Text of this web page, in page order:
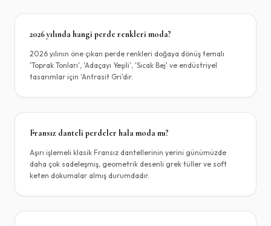
2026 yılında hangi perde renkleri moda?
2026 yılının öne çıkan perde renkleri doğaya dönüş temalı
'Toprak Tonları', 'Adaçayı Yeşili', 'Sıcak Bej' ve endüstriyel
tasarımlar için 'Antrasit Gri'dir.
Fransız danteli perdeler hala moda mı?
Aşırı işlemeli klasik Fransız dantellerinin yerini günümüzde
daha çok sadeleşmiş, geometrik desenli grek tüller ve soft
keten dokumalar almış durumdadır.